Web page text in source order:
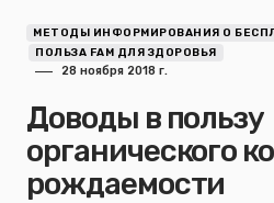
МЕТОДЫ ИНФОРМИРОВАНИЯ О
ПОЛЬЗА FAM ДЛЯ ЗДОРОВЬЯ
28 ноября 2018 г.
Доводы в пользу
органического
рождаемости